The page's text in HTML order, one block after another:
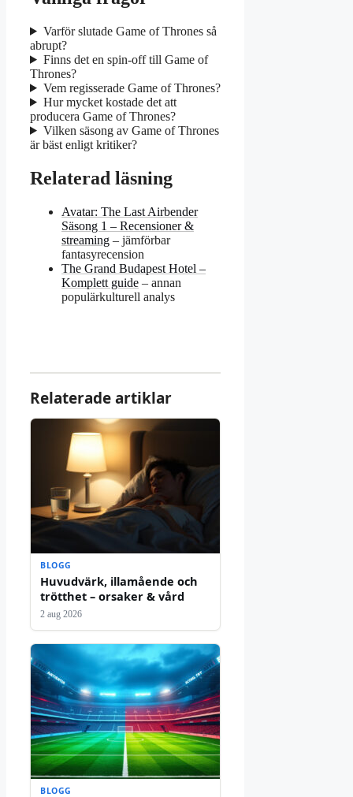
Varför slutade Game of Thrones så
abrupt?
Finns det en spin-off till Game of
Thrones?
Vem regisserade Game of Thrones?
Hur mycket kostade det att
producera Game of Thrones?
Vilken säsong av Game of Thrones
är bäst enligt kritiker?
Relaterad läsning
Avatar: The Last Airbender
Säsong 1 – Recensioner &
streaming – jämförbar
fantasyrecension
The Grand Budapest Hotel –
Komplett guide – annan
populärkulturell analys
Relaterade artiklar
BLOGG
Huvudvärk, illamående och
trötthet – orsaker & vård
2 aug 2026
BLOGG